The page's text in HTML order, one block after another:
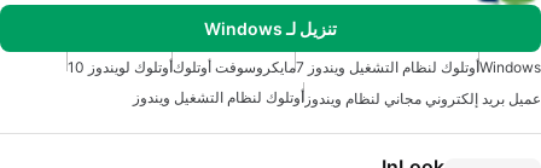
تنزيل لـ Windows
Windowsأوتلوك لنظام التشغيل ويندوز 7 مايكروسوفت أوتلوكأوتلوك لويندوز 10
عميل بريد إلكتروني مجاني لنظام ويندوز أوتلوك لنظام التشغيل ويندوز